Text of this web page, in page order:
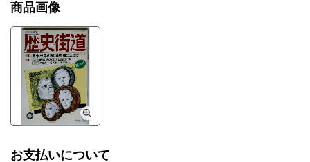
商品画像
お支払いについて